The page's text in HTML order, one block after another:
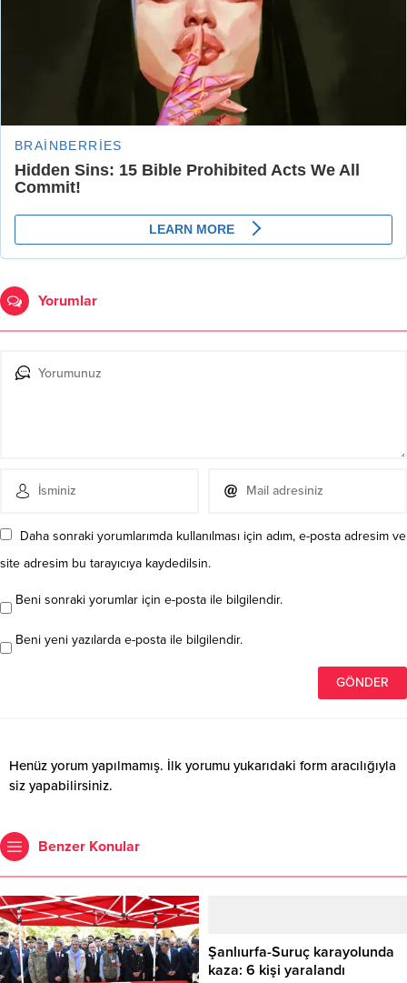
Yorumlar
Daha sonraki yorumlarımda kullanılması için adım, e-posta adresim ve
site adresim bu tarayıcıya kaydedilsin.
Beni sonraki yorumlar için e-posta ile bilgilendir.
Beni yeni yazılarda e-posta ile bilgilendir.
Henüz yorum yapılmamış. İlk yorumu yukarıdaki form aracılığıyla
siz yapabilirsiniz.
Benzer Konular
Şanlıurfa-Suruç karayolunda
kaza: 6 kişi yaralandı